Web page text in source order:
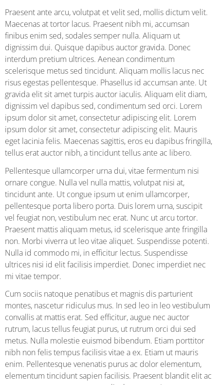
Praesent ante arcu, volutpat et velit sed, mollis dictum velit.
Maecenas at tortor lacus. Praesent nibh mi, accumsan
finibus enim sed, sodales semper nulla. Aliquam ut
dignissim dui. Quisque dapibus auctor gravida. Donec
interdum pretium ultrices. Aenean condimentum
scelerisque metus sed tincidunt. Aliquam mollis lacus nec
risus egestas pellentesque. Phasellus id accumsan ante. Ut
gravida elit sit amet turpis auctor iaculis. Aliquam elit diam,
dignissim vel dapibus sed, condimentum sed orci. Lorem
ipsum dolor sit amet, consectetur adipiscing elit. Lorem
ipsum dolor sit amet, consectetur adipiscing elit. Mauris
eget lacinia felis. Maecenas sagittis, eros eu dapibus fringilla,
tellus erat auctor nibh, a tincidunt tellus ante ac libero.
Pellentesque ullamcorper urna dui, vitae fermentum nisi
ornare congue. Nulla vel nulla mattis, volutpat nisi at,
tincidunt ante. Ut congue ipsum ut enim ullamcorper,
pellentesque porta libero porta. Duis lorem urna, suscipit
vel feugiat non, vestibulum nec erat. Nunc ut arcu tortor.
Praesent mattis aliquam metus, id scelerisque ante fringilla
non. Morbi viverra ut leo vitae aliquet. Suspendisse potenti.
Nulla id commodo mi, in efficitur lectus. Suspendisse
ultrices nisi id elit facilisis imperdiet. Donec imperdiet nec
mi vitae tempor.
Cum sociis natoque penatibus et magnis dis parturient
montes, nascetur ridiculus mus. In sed leo in leo vestibulum
convallis at mattis erat. Sed efficitur, augue nec auctor
rutrum, lacus tellus feugiat purus, ut rutrum orci dui sed
metus. Nulla molestie euismod bibendum. Etiam porttitor
nibh non felis tempus facilisis vitae a ex. Etiam ut mauris
enim. Pellentesque venenatis purus ac dolor elementum,
elementum tincidunt sapien facilisis. Praesent blandit elit ac